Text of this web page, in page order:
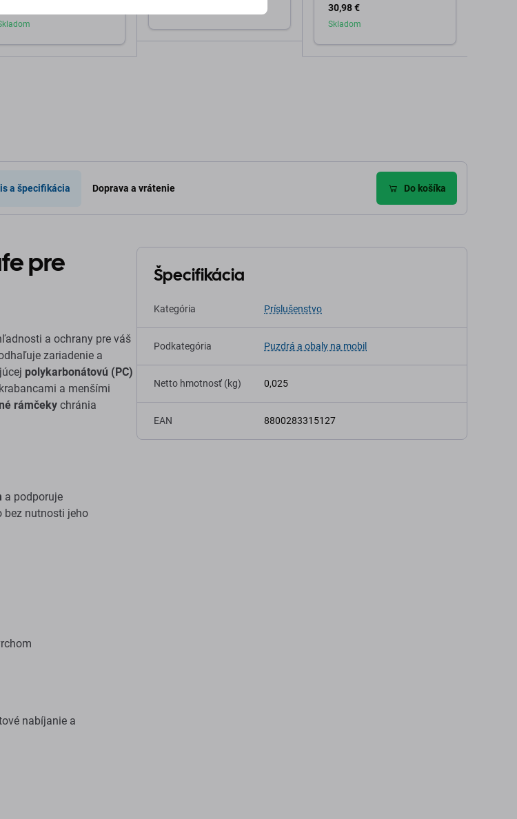
30,98 €
Skladom
a špecifikácia Doprava a vrátenie Do košíka
pre
a ochrany pre váš
zariadenie a
polykarbonátovú (PC)
a menšími
rámčeky chránia
a podporuje
bez nutnosti jeho
nabíjanie a
Špecifikácia
Kategória Príslušenstvo
Podkategória Puzdrá a obaly na mobil
Netto hmotnosť (kg) 0,025
EAN 8800283315127